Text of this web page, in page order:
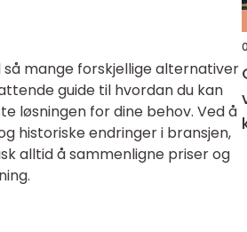
mange forskjellige alternativer
guide til hvordan du kan
løsningen for dine behov. Ved å
historiske endringer i bransjen,
alltid å sammenligne priser og